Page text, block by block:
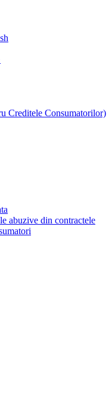
Creditele Consumatorilor)
abuzive din contractele